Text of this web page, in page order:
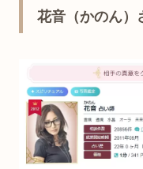
花音（かのん）